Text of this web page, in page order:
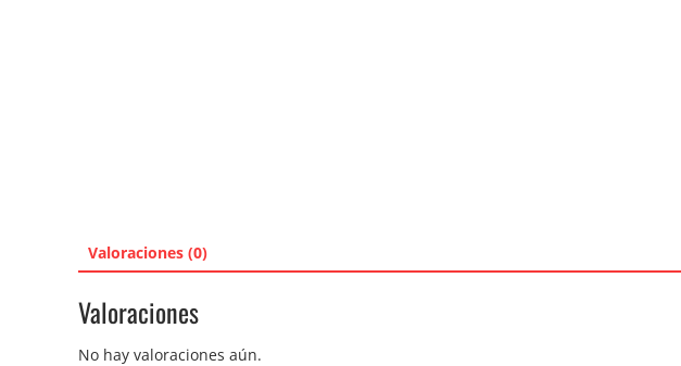
Valoraciones (0)
Valoraciones
No hay valoraciones aún.